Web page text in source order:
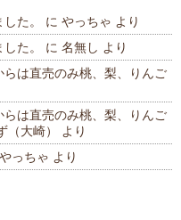
た。 に やっちゃ より
た。
に 名無し より
は直売のみ桃、梨、りんご
は直売のみ桃、梨、りんご
（大崎）
より
やっちゃ より